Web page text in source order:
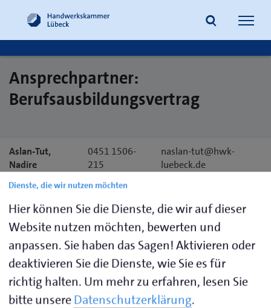
Suche
Ansprechpartner:
Berufsausbildungsvertrag
Aslan-Tut,
Nadire
0451 1506-
215
naslan-tut@hwk-
luebeck.de
Kröplin, Jan
Alexander
216
luebeck.de
Patrick
220
luebeck.de
Matthews,
Sina
0451 1506-
smatthews@hwk-
luebeck.de
Dienste, die wir nutzen möchten
Hier können Sie die Dienste, die wir auf dieser
Website nutzen möchten, bewerten und
anpassen. Sie haben das Sagen! Aktivieren oder
deaktivieren Sie die Dienste, wie Sie es für
richtig halten. Um mehr zu erfahren, lesen Sie
bitte unsereDatenschutzerklärung.